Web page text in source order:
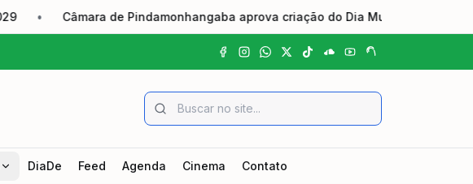
Câmara de Pindamonhangaba aprova criação do Dia Municipal do Johrei e
DiaDe Feed Agenda Cinema Contato